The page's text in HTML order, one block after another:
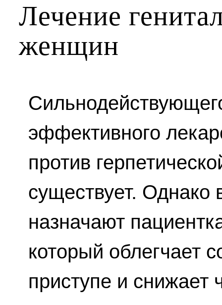
Лечение
женщин
эффективного
против
существует. Однако
назначают
который облегчает
приступе и снижает